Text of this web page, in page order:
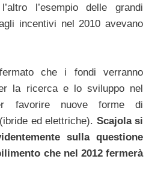
l’esempio delle grandi
incentivi nel 2010 avevano
che i fondi verranno
la ricerca e lo sviluppo nel
favorire nuove forme di
ed elettriche). Scajola si
sulla questione
che nel 2012 fermerà